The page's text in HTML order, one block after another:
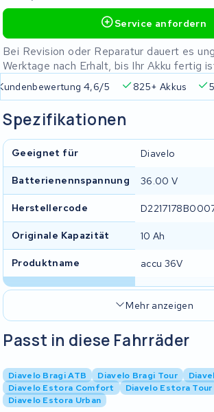
Service anfordern
Bei Revision oder Reparatur dauert es
Werktage nach Erhalt, bis Ihr Akku fertig
4,6/5 825+ Akkus 510+ Marken
Spezifikationen
Geeignet für Diavelo
Batterienennspannung 36.00 V
Herstellercode
Originale Kapazität 10 Ah
Produktname accu 36V
Mehr anzeigen
Passt in diese Fahrräder
Diavelo Bragi ATB Diavelo Bragi Tour
Diavelo Estora Comfort
Diavelo Estora Tour
Diavelo Estora Urban